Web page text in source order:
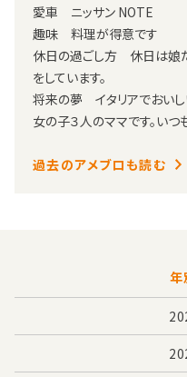
愛車 ニッサン NOTE
趣味 料理が得意です
休日の過ごし方 休日は娘
をしています。
将来の夢 イタリアでおいし
女の子３人のママです。い
過去のアメブロも読む
年